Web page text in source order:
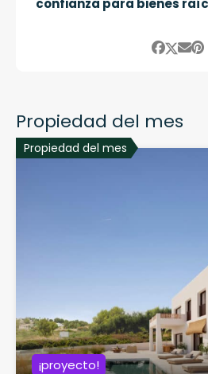
confianza para bienes
Propiedad del mes
Propiedad del mes
¡proyecto!